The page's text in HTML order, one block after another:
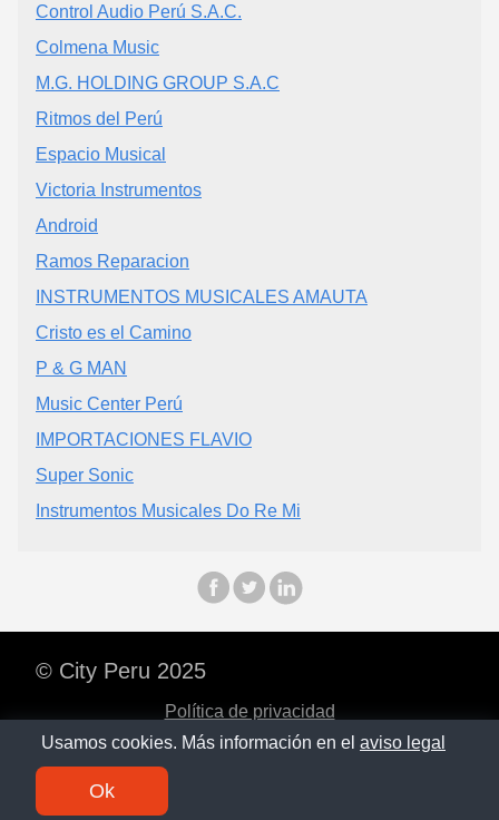
Control Audio Perú S.A.C.
Colmena Music
M.G. HOLDING GROUP S.A.C
Ritmos del Perú
Espacio Musical
Victoria Instrumentos
Android
Ramos Reparacion
INSTRUMENTOS MUSICALES AMAUTA
Cristo es el Camino
P & G MAN
Music Center Perú
IMPORTACIONES FLAVIO
Super Sonic
Instrumentos Musicales Do Re Mi
© City Peru 2025
Política de privacidad
Contacto
Usamos cookies. Más información en el aviso legal
Ok